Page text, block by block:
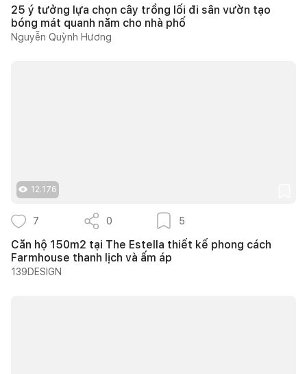
25 ý tưởng lựa chọn cây trồng lối đi sân vườn tạo
bóng mát quanh năm cho nhà phố
Nguyễn Quỳnh Hương
12.176
7 0 5
Căn hộ 150m2 tại The Estella thiết kế phong cách
Farmhouse thanh lịch và ấm áp
139DESIGN